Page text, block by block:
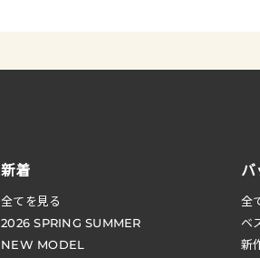
新着
全てを見る
2026 SPRING SUMMER
NEW MODEL
バ
全
ベ
新